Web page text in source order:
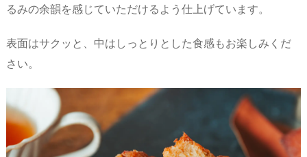
るみの余韻を感じていただけるよう仕上げています。
表面はサクッと、中はしっとりとした食感もお楽しみくだ
さい。